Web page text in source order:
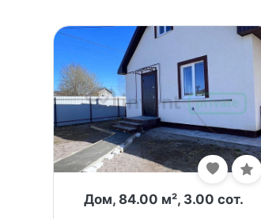
Дом, 84.00 м², 3.00 сот.